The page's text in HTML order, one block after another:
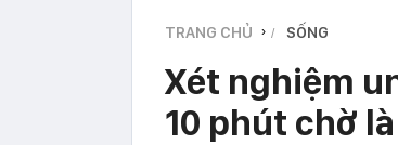
TRANG CHỦ › SỐNG
Xét nghiệm
10 phút chờ